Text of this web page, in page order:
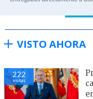
VISTO AHORA
222
visitas